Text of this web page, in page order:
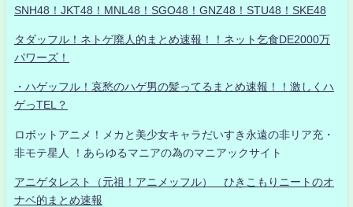
SNH48！JKT48！MNL48！SGO48！GNZ48！STU48！SKE48
タダッフル！ネトゲ廃人的まとめ速報！！ネット乞食DE2000万
パワーズ！
・ハゲッフル！哀愁のハゲ男の髪ってるまとめ速報！！激しくハ
ゲっTEL？
ロボットアニメ！メカと美少女キャラだいすき永遠の非リア充・
非モテ星人 ！あらゆるマニアの為のマニアックサイト
アニゲタレスト（元祖！アニメッフル） ひきこもりニートのオ
ナベ的まとめ速報